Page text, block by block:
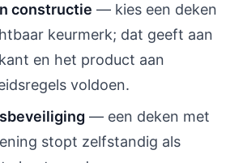
constructie — kies een deken
keurmerk; dat geeft aan
en het product aan
voldoen.
— een deken met
stopt zelfstandig als